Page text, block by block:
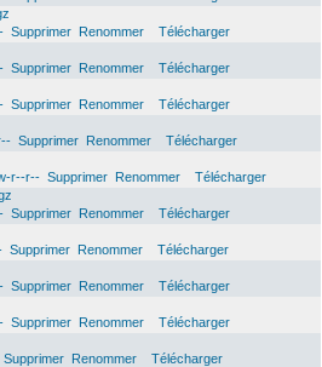
Supprimer Renommer
Télécharger
Supprimer Renommer
Télécharger
Supprimer Renommer
Télécharger
Supprimer Renommer
Télécharger
r--r-- Supprimer Renommer
Télécharger
Supprimer Renommer
Télécharger
Supprimer Renommer
Télécharger
Supprimer Renommer
Télécharger
Supprimer Renommer
Télécharger
Supprimer Renommer
Télécharger